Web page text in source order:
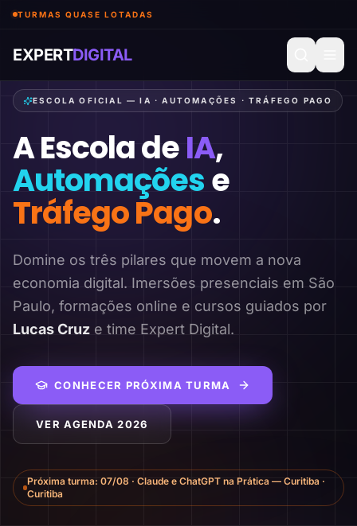
TURMAS QUASE LOTADAS
EXPERTDIGITAL
ESCOLA OFICIAL — IA · AUTOMAÇÕES · TRÁFEGO PAGO
A Escola deIA,
Automaçõese
Tráfego Pago.
Domine os três pilares que movem a nova
economia digital. Imersões presenciais em São
Paulo, formações online e cursos guiados por
Lucas Cruz e time Expert Digital.
CONHECER PRÓXIMA TURMA
VER AGENDA 2026
Próxima turma:07/08 ·Claude e ChatGPT na Prática — Curitiba ·
Curitiba